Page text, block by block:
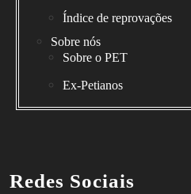
Índice de reprovações
Sobre nós
Sobre o PET
Ex-Petianos
Redes Sociais